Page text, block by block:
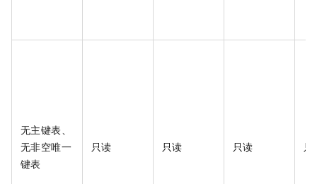
无主键表、
无非空唯一
键表
只读 只读 只读 只